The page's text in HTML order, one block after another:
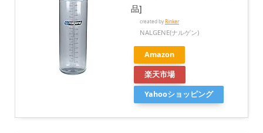
品]
created by Rinker
NALGENE(ナルゲン)
Amazon
楽天市場
Yahooショッピング